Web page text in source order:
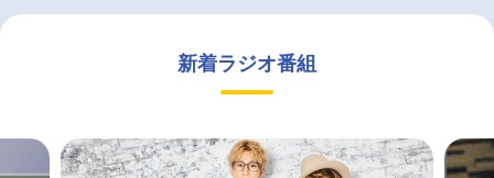
新着ラジオ番組